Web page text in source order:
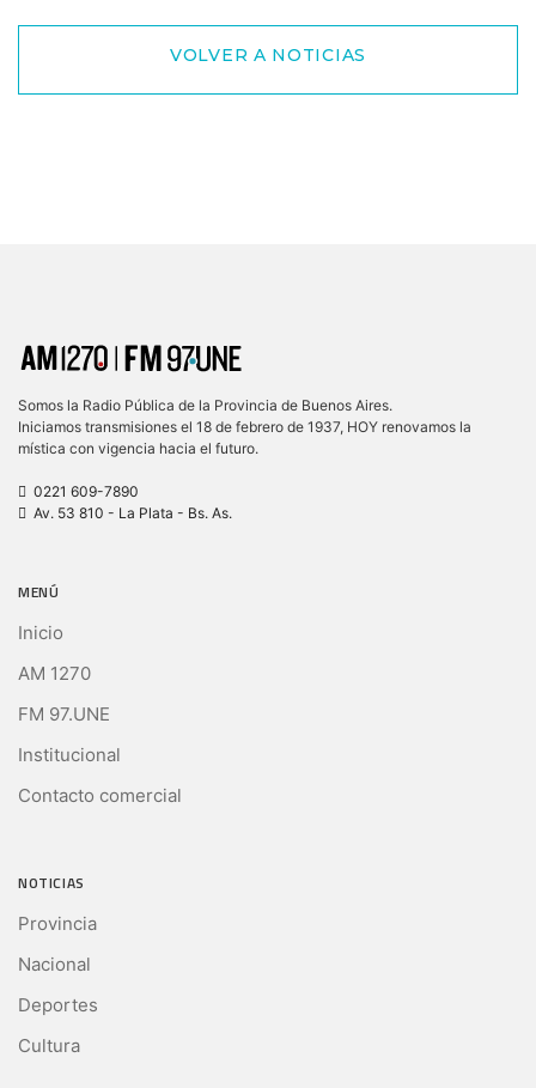
VOLVER A NOTICIAS
Somos la Radio Pública de la Provincia de Buenos Aires.
Iniciamos transmisiones el 18 de febrero de 1937, HOY renovamos la
mística con vigencia hacia el futuro.
0221 609-7890
Av. 53 810 - La Plata - Bs. As.
MENÚ
Inicio
AM 1270
FM 97.UNE
Institucional
Contacto comercial
NOTICIAS
Provincia
Nacional
Deportes
Cultura